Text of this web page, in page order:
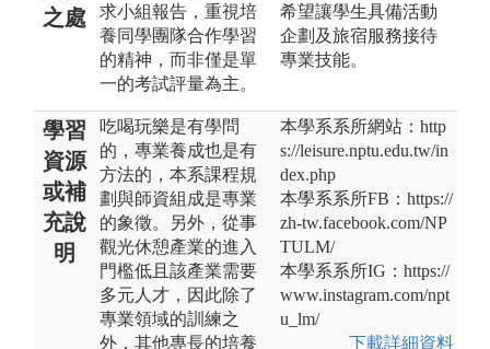
之處
求小組報告，重視培
養同學團隊合作學習
的精神，而非僅是單
一的考試評量為主。
希望讓學生具備活動
企劃及旅宿服務接待
專業技能。
學習
資源
或補
充說
明
吃喝玩樂是有學問
的，專業養成也是有
方法的，本系課程規
劃與師資組成是專業
的象徵。另外，從事
觀光休憩產業的進入
門檻低且該產業需要
多元人才，因此除了
專業領域的訓練之
外，其他專長的培養
本學系系所網站：http
s://leisure.nptu.edu.tw/in
dex.php
本學系系所FB：https://
zh-tw.facebook.com/NP
TULM/
本學系系所IG：https://
www.instagram.com/npt
u_lm/
下載詳細資料